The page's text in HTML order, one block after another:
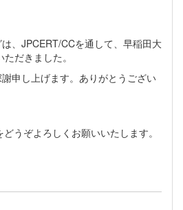
、JPCERT/CCを通して、早稲田大
だきました。
申し上げます。ありがとうござい
うぞよろしくお願いいたします。